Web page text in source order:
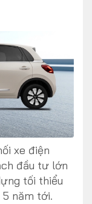
xe điện
đầu tư lớn
tối thiểu
năm tới.